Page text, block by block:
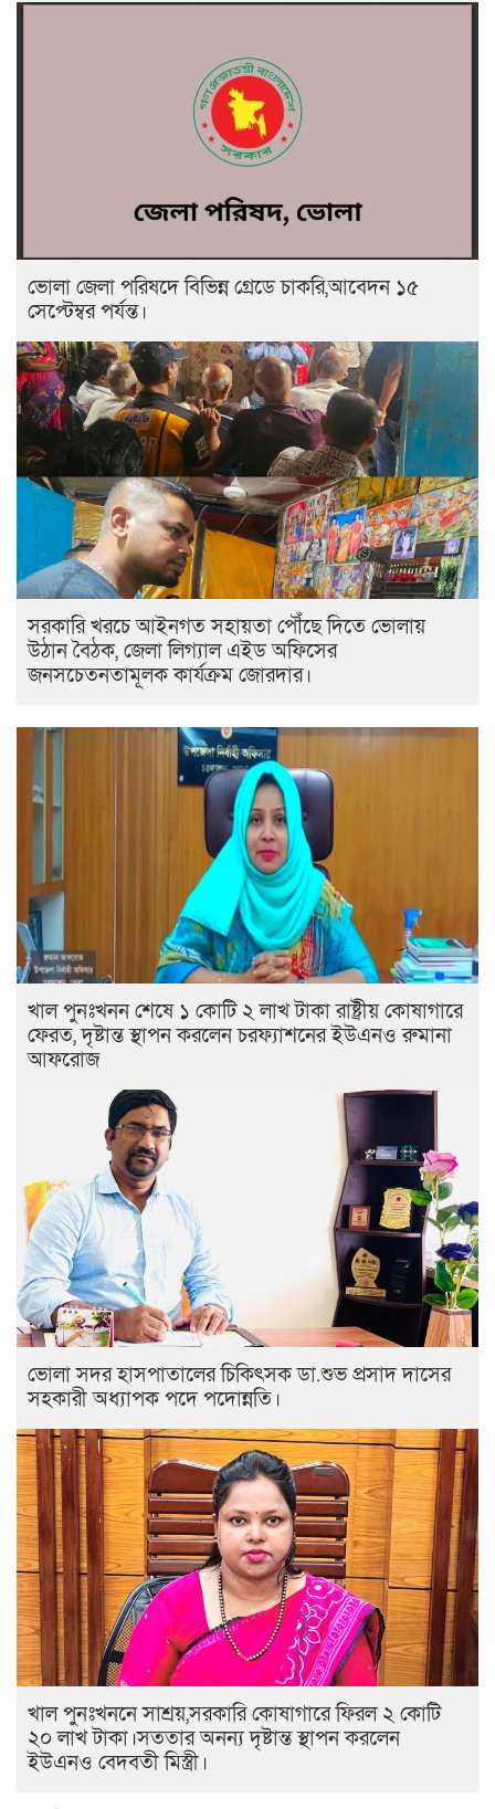
ভোলা জেলা পরিষদে বিভিন্ন গ্রেডে চাকরি,আবেদন ১৫
সেপ্টেম্বর পর্যন্ত।
সরকারি খরচে আইনগত সহায়তা পৌঁছে দিতে ভোলায়
উঠান বৈঠক, জেলা লিগ্যাল এইড অফিসের
জনসচেতনতামূলক কার্যক্রম জোরদার।
খাল পুনঃখনন শেষে ১ কোটি ২ লাখ টাকা রাষ্ট্রীয় কোষাগারে
ফেরত, দৃষ্টান্ত স্থাপন করলেন চরফ্যাশনের ইউএনও রুমানা
আফরোজ
ভোলা সদর হাসপাতালের চিকিৎসক ডা.শুভ প্রসাদ দাসের
সহকারী অধ্যাপক পদে পদোন্নতি।
খাল পুনঃখননে সাশ্রয়,সরকারি কোষাগারে ফিরল ২ কোটি
২০ লাখ টাকা।সততার অনন্য দৃষ্টান্ত স্থাপন করলেন
ইউএনও বেদবতী মিস্ত্রী।